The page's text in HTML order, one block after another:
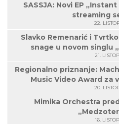
SASSJA: Novi EP
streaming
22.
Slavko Remenarić i
snage u novom singlu
21.
Regionalno priznanje:
Music Video Award za
20.
Mimika Orchestra
16.